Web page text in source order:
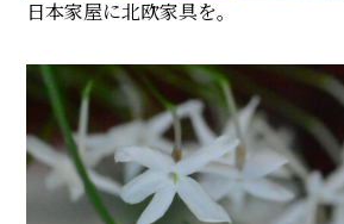
日本家屋に北欧家具を。